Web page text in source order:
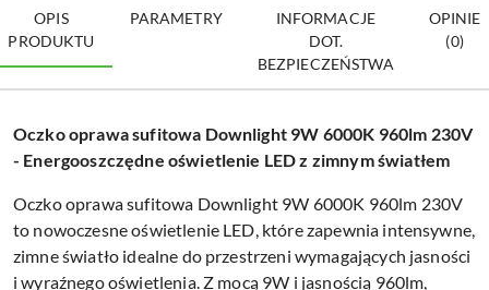
OPIS
PRODUKTU
PARAMETRY
INFORMACJE
DOT.
BEZPIECZEŃSTWA
OPINIE
(0)
Oczko oprawa sufitowa Downlight 9W 6000K 960lm 230V
- Energooszczędne oświetlenie LED z zimnym światłem
Oczko oprawa sufitowa Downlight 9W 6000K 960lm 230V
to nowoczesne oświetlenie LED, które zapewnia intensywne,
zimne światło idealne do przestrzeni wymagających jasności
i wyraźnego oświetlenia. Z mocą 9W i jasnością 960lm,